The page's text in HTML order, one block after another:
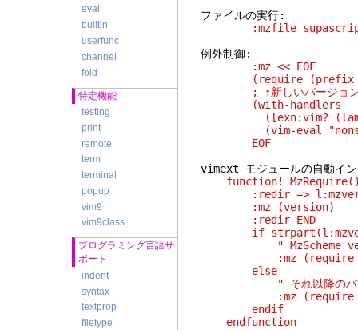
eval
builtin
userfunc
channel
fold
特定機能
testing
print
remote
term
terminal
popup
vim9
vim9class
プログラミング言語サ
ポート
indent
syntax
textprop
filetype
ファイルの実行:
:mzfile
例外制御:
:mz << EOF
(require (prefix
; ↑新しいバージョン
(with-handlers
([exn:vim? (lambda
(vim-eval
EOF
vimext モジュールの自動イ
function!
:redir =>
:mz (version)
:redir END
if
" MzScheme
:mz (require
else
" それ以降のバー
:mz (require
endif
endfunction